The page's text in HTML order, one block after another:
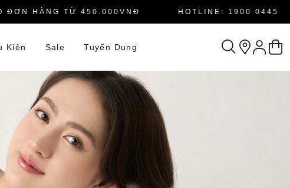
HÀNG TỪ 450.000VNĐ HOTLINE: 1900 0445
Kiện Sale Tuyển Dụng